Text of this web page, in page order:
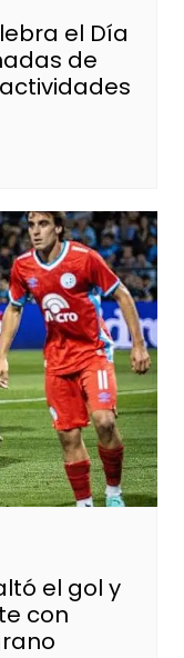
el Día
de
el gol y
con